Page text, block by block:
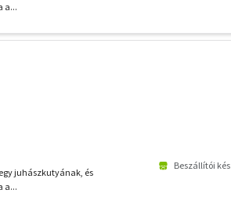
a...
juhászkutyának, és
a...
Beszállítói